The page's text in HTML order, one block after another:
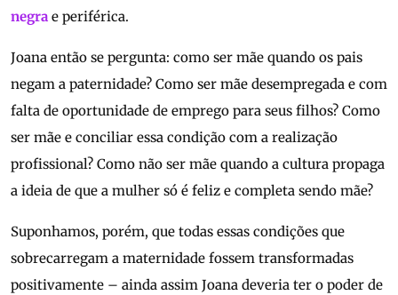
negra e periférica.
Joana então se pergunta: como ser mãe quando os pais
negam a paternidade? Como ser mãe desempregada e com
falta de oportunidade de emprego para seus filhos? Como
ser mãe e conciliar essa condição com a realização
profissional? Como não ser mãe quando a cultura propaga
a ideia de que a mulher só é feliz e completa sendo mãe?
Suponhamos, porém, que todas essas condições que
sobrecarregam a maternidade fossem transformadas
positivamente – ainda assim Joana deveria ter o poder de